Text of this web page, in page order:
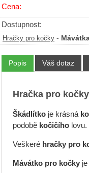
Cena:
Dostupnost:
Hračky pro kočky -
Popis Váš dotaz
Hračka pro
Škádlítko je krásná
podobě kočičíholovu.
Veškeré hračky pro
Mávátko pro kočkyje